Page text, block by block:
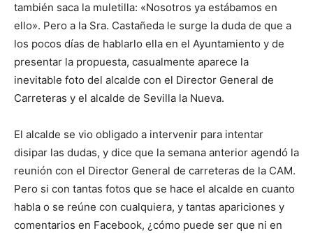
también saca la muletilla: «Nosotros ya estábamos en
ello». Pero a la Sra. Castañeda le surge la duda de que a
los pocos días de hablarlo ella en el Ayuntamiento y de
presentar la propuesta, casualmente aparece la
inevitable foto del alcalde con el Director General de
Carreteras y el alcalde de Sevilla la Nueva.
El alcalde se vio obligado a intervenir para intentar
disipar las dudas, y dice que la semana anterior agendó la
reunión con el Director General de carreteras de la CAM.
Pero si con tantas fotos que se hace el alcalde en cuanto
habla o se reúne con cualquiera, y tantas apariciones y
comentarios en Facebook, ¿cómo puede ser que ni en